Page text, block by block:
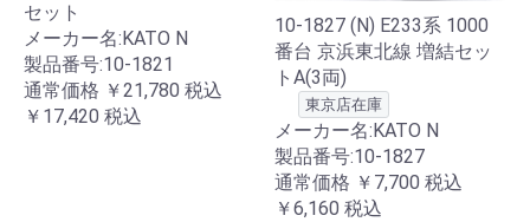
セット
メーカー名:KATO N
製品番号:10-1821
通常価格 ￥21,780 税込
￥17,420 税込
10-1827 (N) E233系 1000
番台 京浜東北線 増結セッ
トA(3両)
東京店在庫
メーカー名:KATO N
製品番号:10-1827
通常価格 ￥7,700 税込
￥6,160 税込